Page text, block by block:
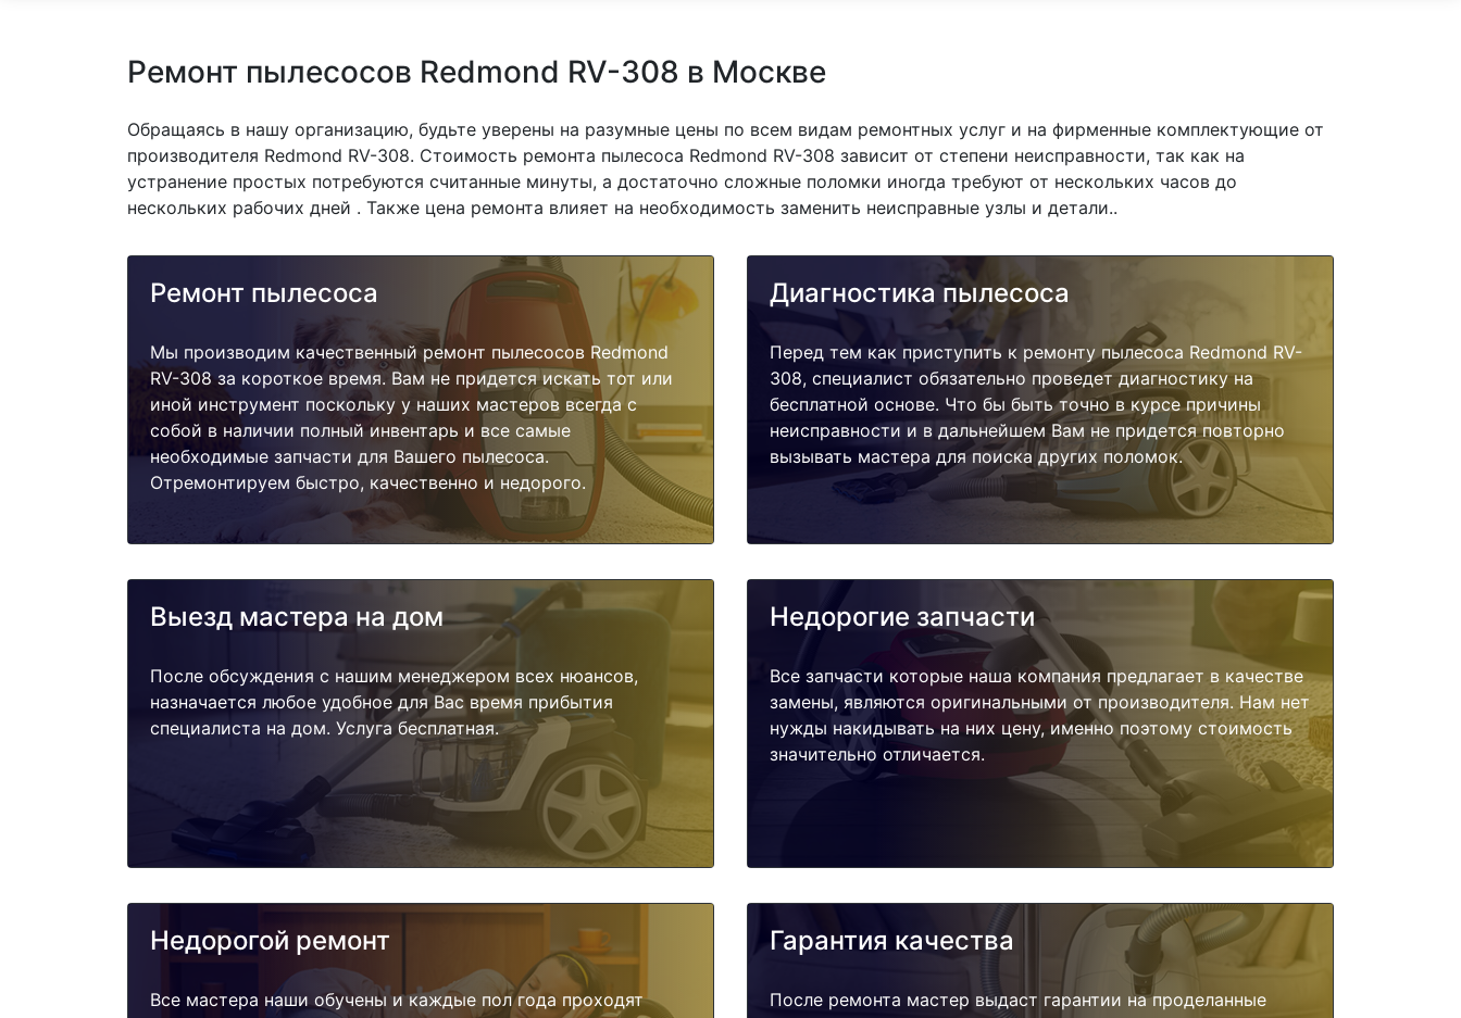
Ремонт пылесосов Redmond RV-308 в Москве
Обращаясь в нашу организацию, будьте уверены на разумные цены по всем видам ремонтных услуг и на фирменные комплектующие от
производителя Redmond RV-308. Стоимость ремонта пылесоса Redmond RV-308 зависит от степени неисправности, так как на
устранение простых потребуются считанные минуты, а достаточно сложные поломки иногда требуют от нескольких часов до
нескольких рабочих дней . Также цена ремонта влияет на необходимость заменить неисправные узлы и детали..
Ремонт пылесоса
Мы производим качественный ремонт пылесосов Redmond
RV-308 за короткое время. Вам не придется искать тот или
иной инструмент поскольку у наших мастеров всегда с
собой в наличии полный инвентарь и все самые
необходимые запчасти для Вашего пылесоса.
Отремонтируем быстро, качественно и недорого.
Диагностика пылесоса
Перед тем как приступить к ремонту пылесоса Redmond RV-
308, специалист обязательно проведет диагностику на
бесплатной основе. Что бы быть точно в курсе причины
неисправности и в дальнейшем Вам не придется повторно
вызывать мастера для поиска других поломок.
Выезд мастера на дом
После обсуждения с нашим менеджером всех нюансов,
назначается любое удобное для Вас время прибытия
специалиста на дом. Услуга бесплатная.
Недорогие запчасти
Все запчасти которые наша компания предлагает в качестве
замены, являются оригинальными от производителя. Нам нет
нужды накидывать на них цену, именно поэтому стоимость
значительно отличается.
Недорогой ремонт
Все мастера наши обучены и каждые пол года проходят
Гарантия качества
После ремонта мастер выдаст гарантии на проделанные